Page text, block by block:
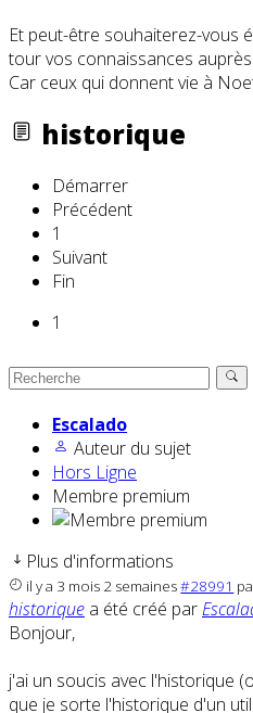
Et peut-être souhaiterez-vous
tour vos connaissances
Car ceux qui donnent vie à
historique
Démarrer
Précédent
1
Suivant
Fin
1
Escalado
Auteur du sujet
Hors Ligne
Membre premium
Plus d'informations
il y a 3 mois 2 semaines#28991
historique a été créé par
Bonjour,
j'ai un soucis avec l'historique
que je sorte l'historique d'un